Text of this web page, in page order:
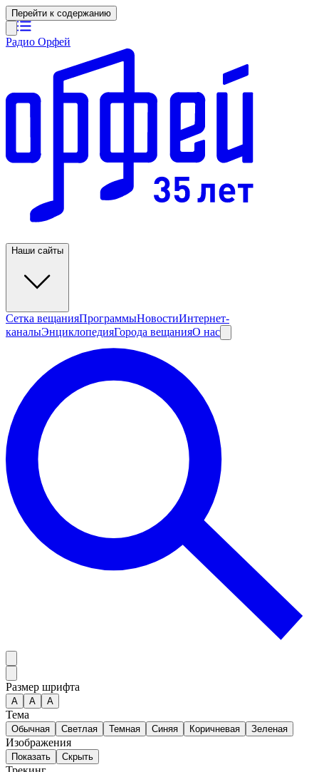
Перейти к содержанию
Радио Орфей
Наши сайты
Сетка вещанияПрограммыНовостиИнтернет-
каналыЭнциклопедияГорода вещанияО нас
Размер шрифта
А A A
Тема
Обычная Светлая Темная Синяя Коричневая Зеленая
Изображения
Показать Скрыть